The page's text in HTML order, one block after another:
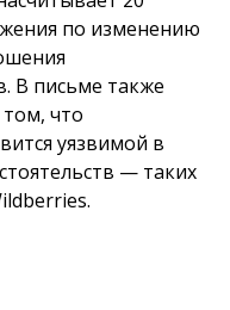
по изменению
В письме также
что
уязвимой в
— таких